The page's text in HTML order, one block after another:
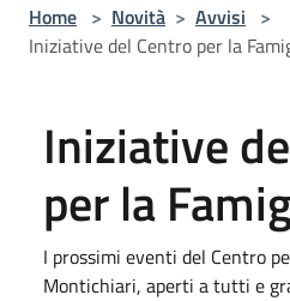
Home > Novità > Avvisi >
Iniziative del Centro per la
Iniziative
per la
I prossimi eventi del Centro
Montichiari, aperti a tutti e